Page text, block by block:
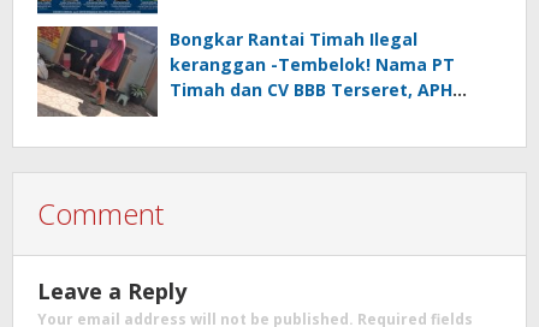
Bongkar Rantai Timah Ilegal
keranggan -Tembelok! Nama PT
Timah dan CV BBB Terseret, APH
Comment
Leave a Reply
Your email address will not be published. Required fields